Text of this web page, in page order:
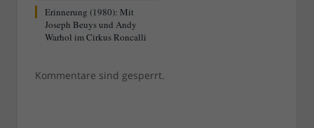
Erinnerung (1980): Mit
Joseph Beuys und Andy
Warhol im Cirkus Roncalli
Kommentare sind gesperrt.